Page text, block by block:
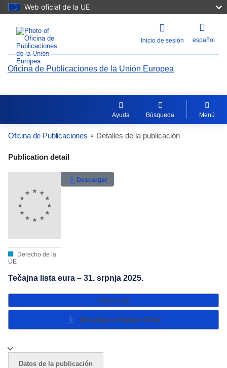
Web oficial de la UE
Inicio de sesión español
Oficina de Publicaciones de la Unión Europea
Ayuda Búsqueda Menú
Oficina de Publicaciones Detalles de la publicación
Publication Detail Actions Portlet
Valoración del usuario
Publication detail
Derecho de la
UE
Descargar
Tečajna lista eura – 31. srpnja 2025.
Cómo citar
Descarga y lenguas Close
Datos de la publicación